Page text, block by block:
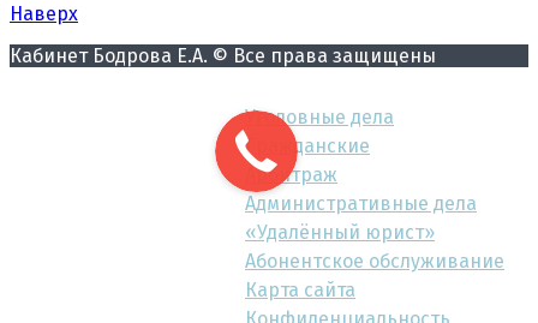
Наверх
Кабинет Бодрова Е.А. © Все права защищены
Уголовные дела
Гражданские
Арбитраж
Административные дела
«Удалённый юрист»
Абонентское обслуживание
Карта сайта
Конфиденциальность